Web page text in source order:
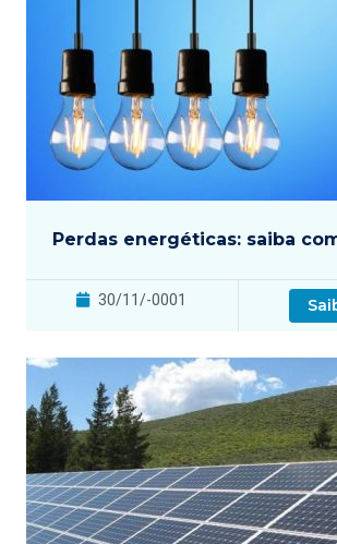
Perdas energéticas: saiba
30/11/-0001